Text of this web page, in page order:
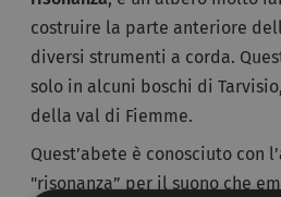
costruire la parte anteriore
diversi strumenti a corda.
solo in alcuni boschi di
della val di Fiemme.
Quest’abete è conosciuto con
"risonanza” per il suono che